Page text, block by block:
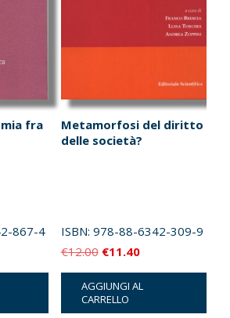
fra
867-4
Metamorfosi del diritto
delle società?
ISBN: 978-88-6342-309-9
€12.00 Il
prezzo
originale
era:
€11.40Il
prezzo
attuale
è:
AGGIUNGI AL
CARRELLO